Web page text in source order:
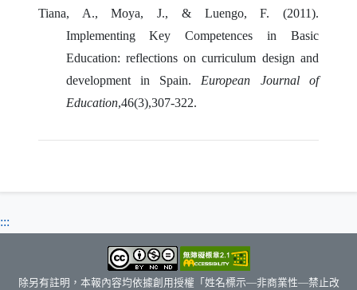
Tiana, A., Moya, J., & Luengo, F. (2011).
Implementing Key Competences in Basic
Education: reflections on curriculum design and
development in Spain. European Journal of
Education,46(3),307-322.
:::
除另有註明，本報內容均依據創用授權「姓名標示—非商業性—禁止改